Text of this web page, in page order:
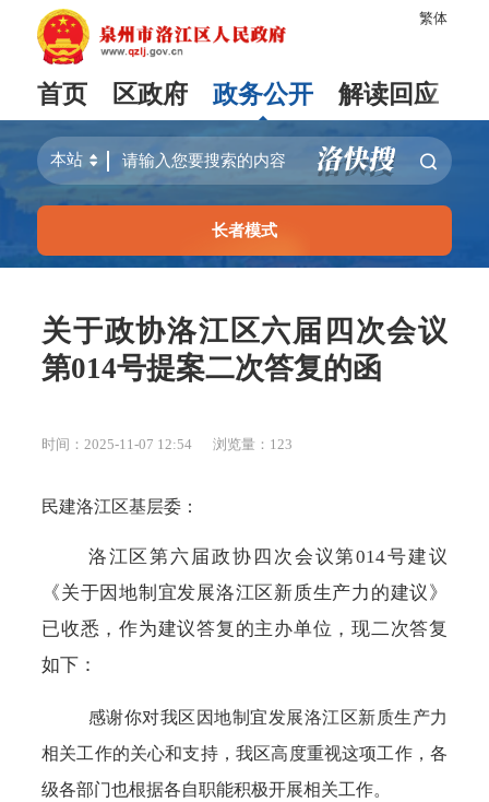
繁体
首页 区政府 政务公开 解读回应
长者模式
关于政协洛江区六届四次会议
第014号提案二次答复的函
时间：2025-11-07 12:54 浏览量： 123
民建洛江区基层委 ：
洛江区第六届政协四次会议第014号建议
《关于因地制宜发展洛江区新质生产力的建议》
已收悉，作为建议答复的主办单位，现二次答复
如下：
感谢你对我区因地制宜发展洛江区新质生产力
相关工作的关心和支持，我区高度重视这项工作，各
级各部门也根据各自职能积极开展相关工作。